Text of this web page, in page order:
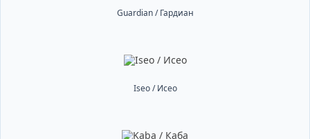
Guardian / Гардиан
Iseo / Исео